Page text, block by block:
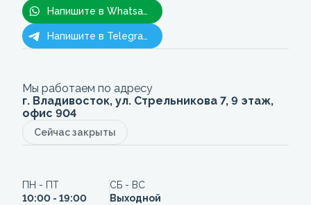
Напишите в Whatsapp
Напишите в Telegram
Мы работаем по адресу
г. Владивосток, ул. Стрельникова 7, 9 этаж,
офис 904
Сейчас закрыты
ПН - ПТ
10:00 - 19:00
СБ - ВС
Выходной